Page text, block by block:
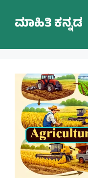
contentಮಾಹಿತಿ ಕನ್ನಡ